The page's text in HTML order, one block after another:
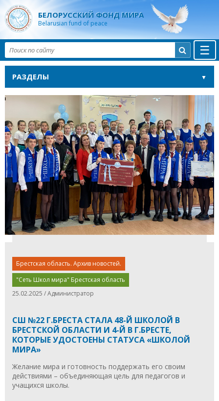
БЕЛОРУССКИЙ ФОНД МИРА
Belarusian fund of peace
☰

РАЗДЕЛЫ
Брестская область. Архив новостей.
"Сеть Школ мира" Брестская область
25.02.2025 / Администратор
СШ №22 Г.БРЕСТА СТАЛА 48-Й ШКОЛОЙ В
БРЕСТСКОЙ ОБЛАСТИ И 4-Й В Г.БРЕСТЕ,
КОТОРЫЕ УДОСТОЕНЫ СТАТУСА «ШКОЛОЙ
МИРА»
Желание мира и готовность поддержать его своим
действиями – объединяющая цель для педагогов и
учащихся школы.